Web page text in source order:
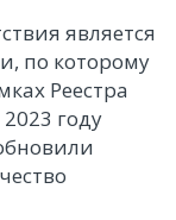
является
по которому
Реестра
году